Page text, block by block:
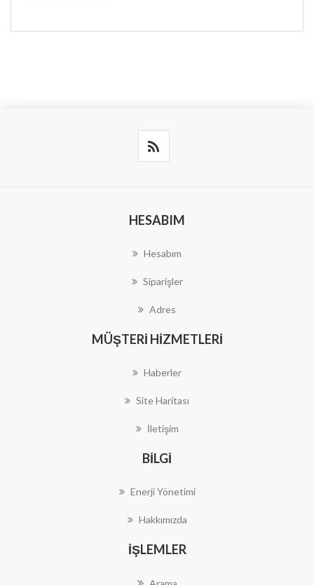
HESABIM
Hesabım
Siparişler
Adres
MÜŞTERI HIZMETLERI
Haberler
Site Haritası
İletişim
BILGI
Enerji Yönetimi
Hakkımızda
İŞLEMLER